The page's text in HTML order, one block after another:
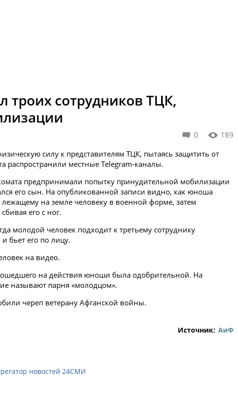
троих сотрудников ТЦК,
0 189
силу к представителям ТЦК, пытаясь защитить от
распространили местные Telegram-каналы.
предпринимали попытку принудительной мобилизации
его сын. На опубликованной записи видно, как юноша
на земле человеку в военной форме, затем
его с ног.
молодой человек подходит к третьему сотруднику
бьет его по лицу.
на видео.
на действия юноши была одобрительной. На
называют парня «молодцом».
череп ветерану Афганской войны.
Источник: АиФ
новостей 24СМИ